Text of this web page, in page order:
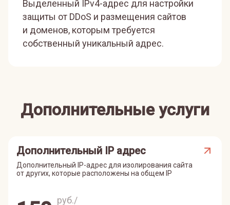
Выделенный IPv4-адрес для настройки
защиты от DDoS и размещения сайтов
и доменов, которым требуется
собственный уникальный адрес.
Дополнительные услуги
Дополнительный IP адрес
Дополнительный IP-адрес для изолирования сайта
от других, которые расположены на общем IP
руб./